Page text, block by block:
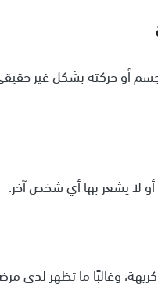
أو حركته بشكل غير
أو لا يشعر بها أي شخص آخر.
وغالبًا ما تظهر لدى